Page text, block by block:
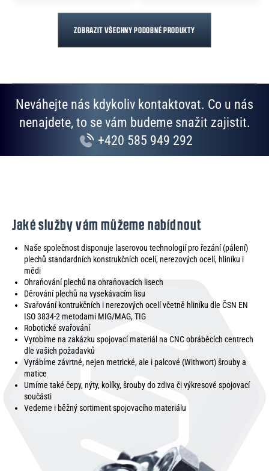
ZOBRAZIT VŠECHNY PODOBNÉ PRODUKTY
Neváhejte nás kdykoliv kontaktovat. Co u nás
nenajdete, to se vám budeme snažit zajistit.
+420 585 949 292
Jaké služby vám můžeme nabídnout
Naše společnost disponuje laserovou technologií pro řezání (pálení)
plechů standardních konstrukčních ocelí, nerezových ocelí, hliníku i
mědi
Ohraňování plechů na ohraňovacích lisech
Děrování plechů na vysekávacím lisu
Svařování kontrukčních i nerezových ocelí včetně hliníku dle ČSN EN
ISO 3834-2 metodami MIG/MAG, TIG
Robotické svařování
Vyrobíme na zakázku spojovací materiál na CNC obráběcích centrech
dle vašich požadavků
Vyrábíme závrtné, nejen metrické, ale i palcové (Withwort) šrouby a
matice
Umíme také čepy, nýty, kolíky, šrouby do zdiva či výkresové spojovací
součásti
Vedeme i běžný sortiment spojovacího materiálu